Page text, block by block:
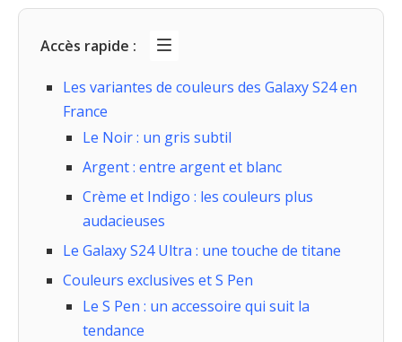
Accès rapide :
Les variantes de couleurs des Galaxy S24 en
France
Le Noir : un gris subtil
Argent : entre argent et blanc
Crème et Indigo : les couleurs plus
audacieuses
Le Galaxy S24 Ultra : une touche de titane
Couleurs exclusives et S Pen
Le S Pen : un accessoire qui suit la
tendance